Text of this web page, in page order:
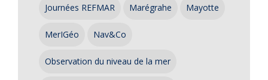
Journées REFMAR Marégrahe Mayotte
MerIGéo Nav&Co
Observation du niveau de la mer